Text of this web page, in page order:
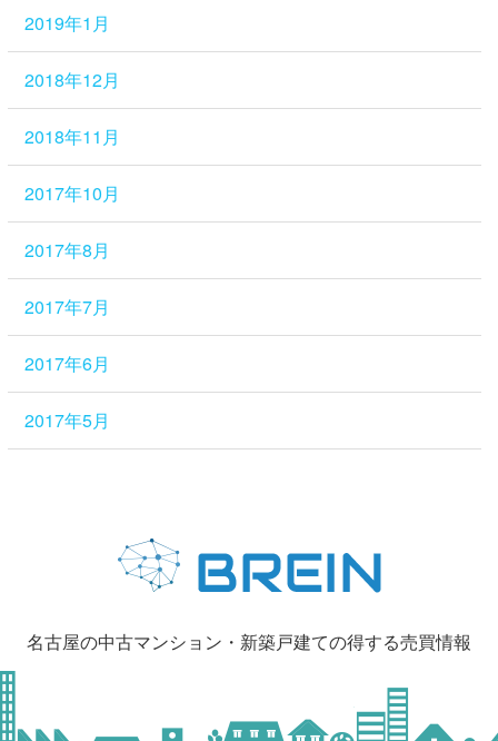
2019年1月
2018年12月
2018年11月
2017年10月
2017年8月
2017年7月
2017年6月
2017年5月
名古屋の中古マンション・新築戸建ての得する売買情報